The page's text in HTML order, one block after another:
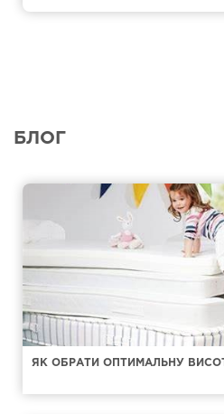
БЛОГ
ЯК ОБРАТИ ОПТИМАЛЬНУ